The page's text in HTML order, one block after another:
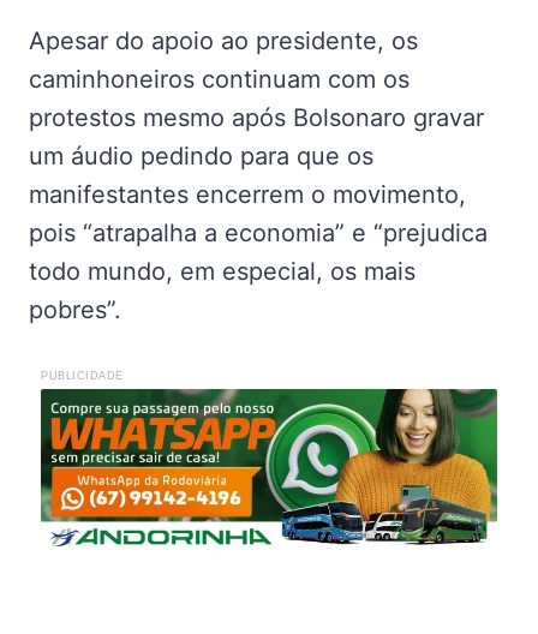
Apesar do apoio ao presidente, os
caminhoneiros continuam com os
protestos mesmo após Bolsonaro gravar
um áudio pedindo para que os
manifestantes encerrem o movimento,
pois “atrapalha a economia” e “prejudica
todo mundo, em especial, os mais
pobres”.
PUBLICIDADE